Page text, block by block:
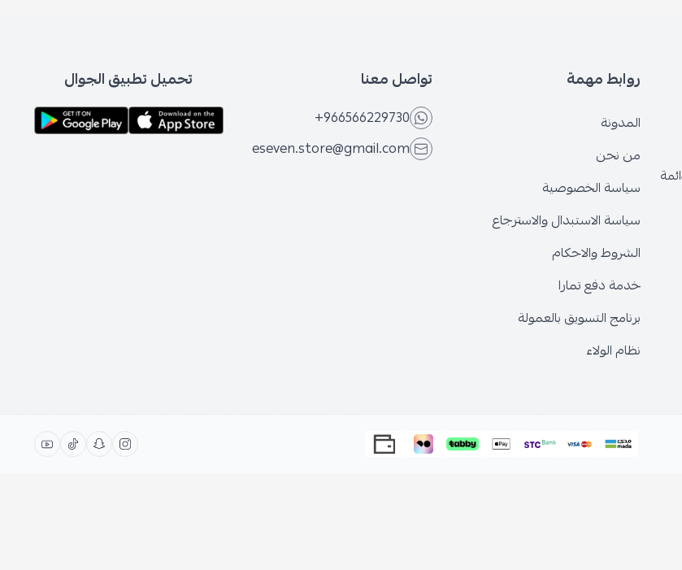
روابط مهمة
المدونة
من نحن
سياسة الخصوصية
سياسة الاستبدال والاسترجاع
الشروط والاحكام
خدمة دفع تمارا
برنامج التسويق بالعمولة
نظام الولاء
تواصل معنا
+966566229730
eseven.store@gmail.com
تحميل تطبيق الجوال